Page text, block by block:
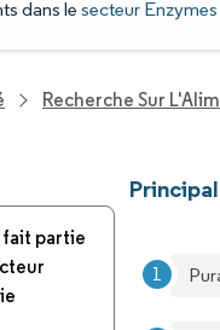
dans le secteur
Recherche Sur
partie